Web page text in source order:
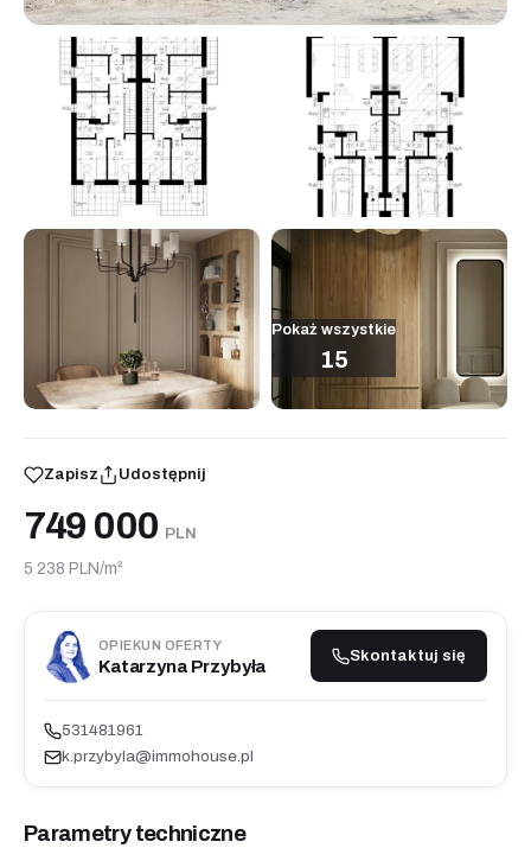
Pokaż wszystkie
15
Zapisz Udostępnij
749 000 PLN
5 238 PLN/m²
OPIEKUN OFERTY
Katarzyna Przybyła
Skontaktuj się
531481961
k.przybyla@immohouse.pl
Parametry techniczne